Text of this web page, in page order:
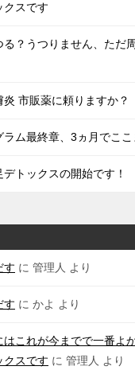
クスです
る？うつりません、ただ
市販薬に頼りますか？
ラム最終章、3ヵ月でこ
トックスの開始です！
す に 管理人 より
す に かよ より
はこれが今までで一番よ
クスです に 管理人 より